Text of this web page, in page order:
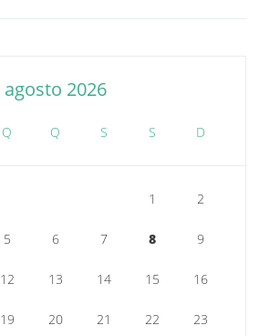
agosto 2026
Q Q S S D
1 2
5 6 7 8 9
12 13 14 15 16
19 20 21 22 23